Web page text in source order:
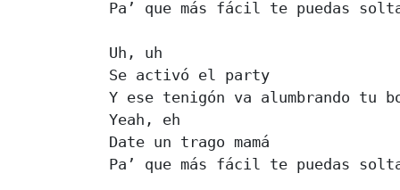
Pa’ que más fácil te puedas
Uh, uh
Se activó el party
Y ese tenigón va alumbrando tu
Yeah, eh
Date un trago mamá
Pa’ que más fácil te puedas